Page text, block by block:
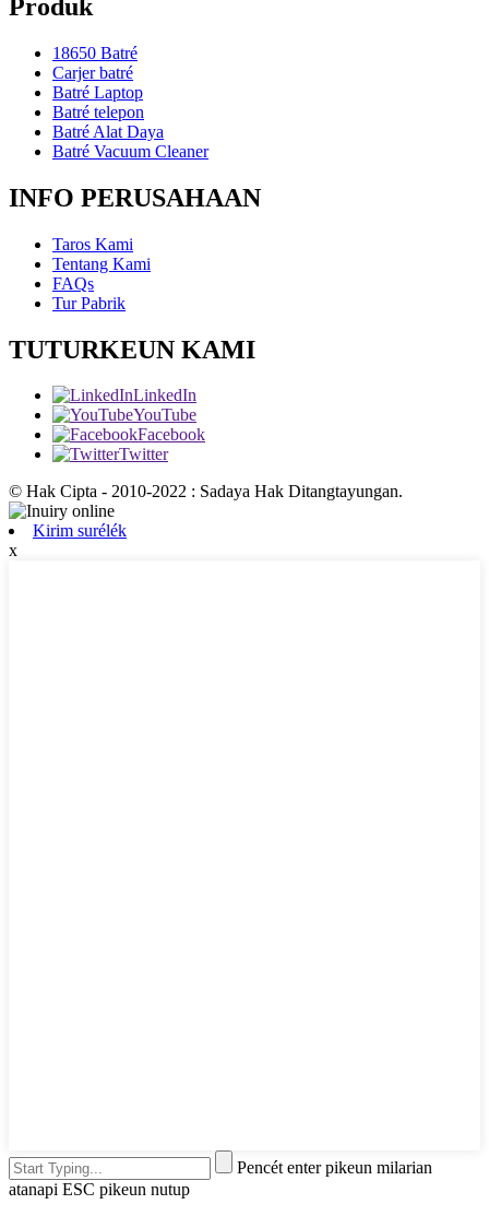
Produk
18650 Batré
Carjer batré
Batré Laptop
Batré telepon
Batré Alat Daya
Batré Vacuum Cleaner
INFO PERUSAHAAN
Taros Kami
Tentang Kami
FAQs
Tur Pabrik
TUTURKEUN KAMI
LinkedIn
YouTube
Facebook
Twitter
© Hak Cipta - 2010-2022 : Sadaya Hak Ditangtayungan.
Kirim surélék
x
Pencét enter pikeun milarian
atanapi ESC pikeun nutup